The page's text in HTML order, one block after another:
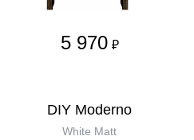
5 970 ₽
DIY Moderno
White Matt